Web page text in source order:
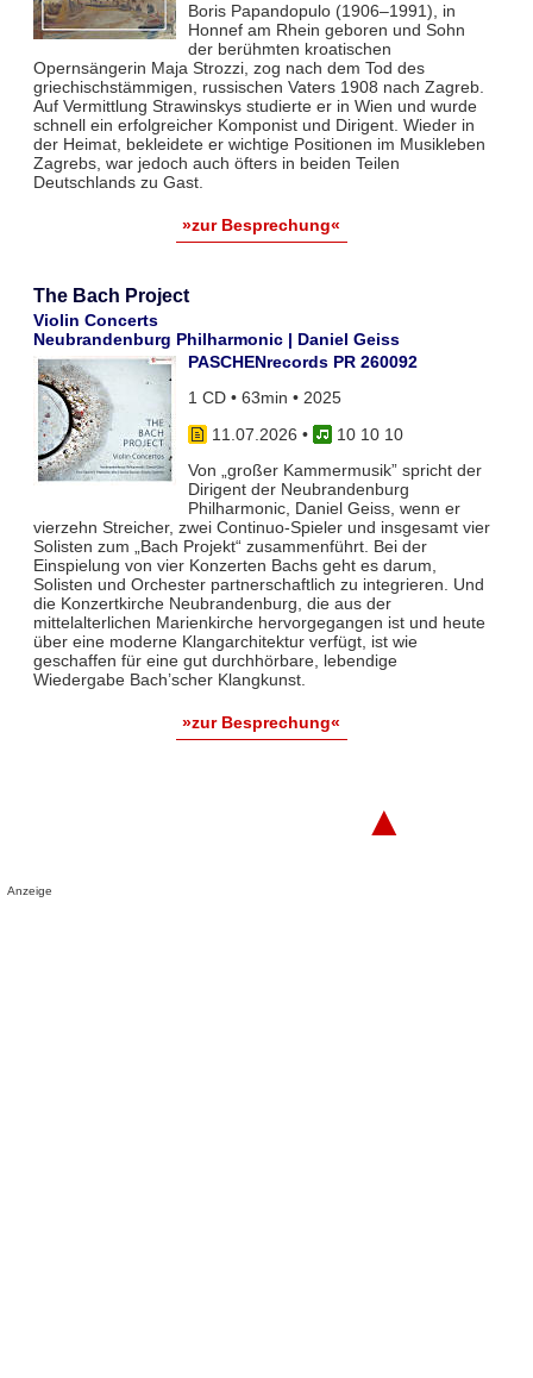
Boris Papandopulo (1906–1991), in
Honnef am Rhein geboren und Sohn
der berühmten kroatischen
Opernsängerin Maja Strozzi, zog nach dem Tod des
griechischstämmigen, russischen Vaters 1908 nach Zagreb.
Auf Vermittlung Strawinskys studierte er in Wien und wurde
schnell ein erfolgreicher Komponist und Dirigent. Wieder in
der Heimat, bekleidete er wichtige Positionen im Musikleben
Zagrebs, war jedoch auch öfters in beiden Teilen
Deutschlands zu Gast.
»zur Besprechung«
The Bach Project
Violin Concerts
Neubrandenburg Philharmonic | Daniel Geiss
PASCHENrecords PR 260092
1 CD • 63min • 2025
11.07.2026 •
10 10 10
Von „großer Kammermusik” spricht der
Dirigent der Neubrandenburg
Philharmonic, Daniel Geiss, wenn er
vierzehn Streicher, zwei Continuo-Spieler und insgesamt vier
Solisten zum „Bach Projekt“ zusammenführt. Bei der
Einspielung von vier Konzerten Bachs geht es darum,
Solisten und Orchester partnerschaftlich zu integrieren. Und
die Konzertkirche Neubrandenburg, die aus der
mittelalterlichen Marienkirche hervorgegangen ist und heute
über eine moderne Klangarchitektur verfügt, ist wie
geschaffen für eine gut durchhörbare, lebendige
Wiedergabe Bach’scher Klangkunst.
»zur Besprechung«
▲
Anzeige